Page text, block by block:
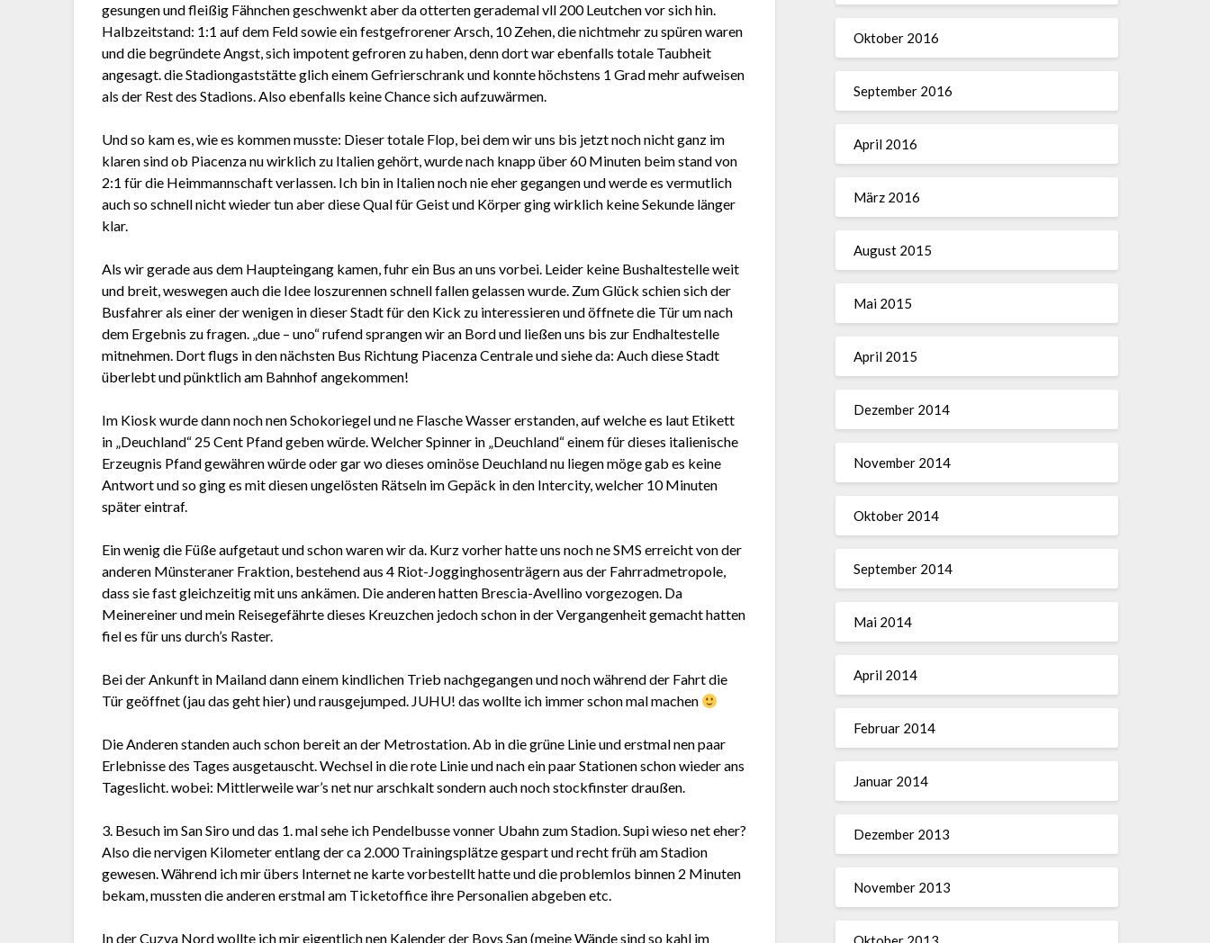
gesungen und fleißig Fähnchen geschwenkt aber da otterten gerademal vll 200 Leutchen vor sich hin.
Halbzeitstand: 1:1 auf dem Feld sowie ein festgefrorener Arsch, 10 Zehen, die nichtmehr zu spüren waren
und die begründete Angst, sich impotent gefroren zu haben, denn dort war ebenfalls totale Taubheit
angesagt. die Stadiongaststätte glich einem Gefrierschrank und konnte höchstens 1 Grad mehr aufweisen
als der Rest des Stadions. Also ebenfalls keine Chance sich aufzuwärmen.
Und so kam es, wie es kommen musste: Dieser totale Flop, bei dem wir uns bis jetzt noch nicht ganz im
klaren sind ob Piacenza nu wirklich zu Italien gehört, wurde nach knapp über 60 Minuten beim stand von
2:1 für die Heimmannschaft verlassen. Ich bin in Italien noch nie eher gegangen und werde es vermutlich
auch so schnell nicht wieder tun aber diese Qual für Geist und Körper ging wirklich keine Sekunde länger
klar.
Als wir gerade aus dem Haupteingang kamen, fuhr ein Bus an uns vorbei. Leider keine Bushaltestelle weit
und breit, weswegen auch die Idee loszurennen schnell fallen gelassen wurde. Zum Glück schien sich der
Busfahrer als einer der wenigen in dieser Stadt für den Kick zu interessieren und öffnete die Tür um nach
dem Ergebnis zu fragen. „due – uno“ rufend sprangen wir an Bord und ließen uns bis zur Endhaltestelle
mitnehmen. Dort flugs in den nächsten Bus Richtung Piacenza Centrale und siehe da: Auch diese Stadt
überlebt und pünktlich am Bahnhof angekommen!
Im Kiosk wurde dann noch nen Schokoriegel und ne Flasche Wasser erstanden, auf welche es laut Etikett
in „Deuchland“ 25 Cent Pfand geben würde. Welcher Spinner in „Deuchland“ einem für dieses italienische
Erzeugnis Pfand gewähren würde oder gar wo dieses ominöse Deuchland nu liegen möge gab es keine
Antwort und so ging es mit diesen ungelösten Rätseln im Gepäck in den Intercity, welcher 10 Minuten
später eintraf.
Ein wenig die Füße aufgetaut und schon waren wir da. Kurz vorher hatte uns noch ne SMS erreicht von der
anderen Münsteraner Fraktion, bestehend aus 4 Riot-Jogginghosenträgern aus der Fahrradmetropole,
dass sie fast gleichzeitig mit uns ankämen. Die anderen hatten Brescia-Avellino vorgezogen. Da
Meinereiner und mein Reisegefährte dieses Kreuzchen jedoch schon in der Vergangenheit gemacht hatten
fiel es für uns durch’s Raster.
Bei der Ankunft in Mailand dann einem kindlichen Trieb nachgegangen und noch während der Fahrt die
Tür geöffnet (jau das geht hier) und rausgejumped. JUHU! das wollte ich immer schon mal machen
Die Anderen standen auch schon bereit an der Metrostation. Ab in die grüne Linie und erstmal nen paar
Erlebnisse des Tages ausgetauscht. Wechsel in die rote Linie und nach ein paar Stationen schon wieder ans
Tageslicht. wobei: Mittlerweile war’s net nur arschkalt sondern auch noch stockfinster draußen.
3. Besuch im San Siro und das 1. mal sehe ich Pendelbusse vonner Ubahn zum Stadion. Supi wieso net eher?
Also die nervigen Kilometer entlang der ca 2.000 Trainingsplätze gespart und recht früh am Stadion
gewesen. Während ich mir übers Internet ne karte vorbestellt hatte und die problemlos binnen 2 Minuten
bekam, mussten die anderen erstmal am Ticketoffice ihre Personalien abgeben etc.
In der Cuzva Nord wollte ich mir eigentlich nen Kalender der Boys San (meine Wände sind so kahl im
Oktober 2016
September 2016
April 2016
März 2016
August 2015
Mai 2015
April 2015
Dezember 2014
November 2014
Oktober 2014
September 2014
Mai 2014
April 2014
Februar 2014
Januar 2014
Dezember 2013
November 2013